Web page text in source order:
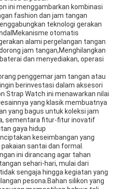
ini menggambarkan kombinasi
fashion dan jam tangan
teknologi gerakan
otomatis
alami pergelangan tangan
jam tangan,Menghilangkan
dan menyediakan, operasi
penggemar jam tangan atau
berinvestasi dalam aksesori
Strap Watch ini menawarkan nilai
yang klasik membuatnya
yang bagus untuk koleksi jam
sementara fitur-fitur inovatif
gaya hidup
keseimbangan yang
santai dan formal.
ini dirancang agar tahan
sehari-hari, mulai dari
sengaja hingga kegiatan yang
pesona.Bahan silikon yang